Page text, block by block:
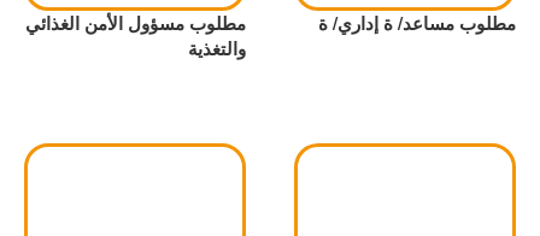
مطلوب مساعد/ ة إداري/ ة
مطلوب مسؤول الأمن الغذائي
والتغذية